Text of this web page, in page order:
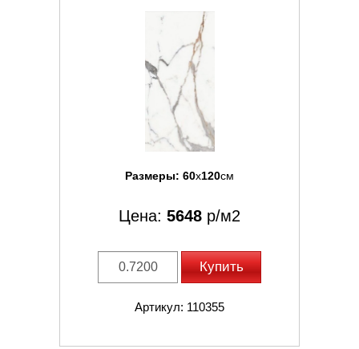
Размеры: 60x120см
Цена: 5648 р/м2
Купить
Артикул: 110355